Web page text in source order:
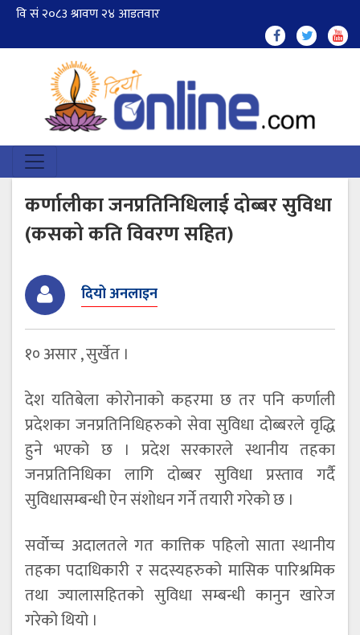
कर्णालीका जनप्रतिनिधिलाई दोब्बर सुविधा
(कसको कति विवरण सहित)
दियो अनलाइन
१० असार , सुर्खेत ।
देश यतिबेला कोरोनाको कहरमा छ तर पनि कर्णाली
प्रदेशका जनप्रतिनिधिहरुको सेवा सुविधा दोब्बरले वृद्धि
हुने भएको छ । प्रदेश सरकारले स्थानीय तहका
जनप्रतिनिधिका लागि दोब्बर सुविधा प्रस्ताव गर्दै
सुविधासम्बन्धी ऐन संशोधन गर्ने तयारी गरेको छ ।
सर्वोच्च अदालतले गत कात्तिक पहिलो साता स्थानीय
तहका पदाधिकारी र सदस्यहरुको मासिक पारिश्रमिक
तथा ज्यालासहितको सुविधा सम्बन्धी कानुन खारेज
गरेको थियो ।